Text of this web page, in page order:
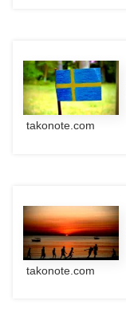
takonote.com
takonote.com